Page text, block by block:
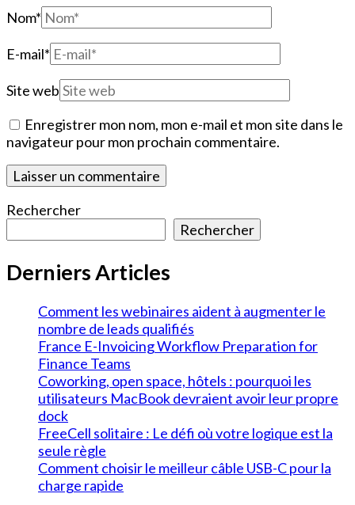
Nom*
E-mail*
Site web
Enregistrer mon nom, mon e-mail et mon site dans le
navigateur pour mon prochain commentaire.
Rechercher
Rechercher
Derniers Articles
Comment les webinaires aident à augmenter le
nombre de leads qualifiés
France E-Invoicing Workflow Preparation for
Finance Teams
Coworking, open space, hôtels : pourquoi les
utilisateurs MacBook devraient avoir leur propre
dock
FreeCell solitaire : Le défi où votre logique est la
seule règle
Comment choisir le meilleur câble USB-C pour la
charge rapide